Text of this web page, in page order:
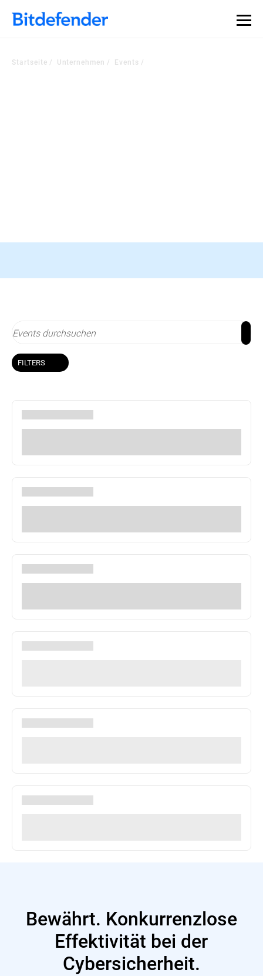
Datensouveränität in der Cybersicherheit: Live-Webinar,
30. Juli. Jetzt registrieren >>
Startseite Unternehmen Events
Registrieren
FILTERS
Bewährt. Konkurrenzlose
Effektivität bei der
Cybersicherheit.